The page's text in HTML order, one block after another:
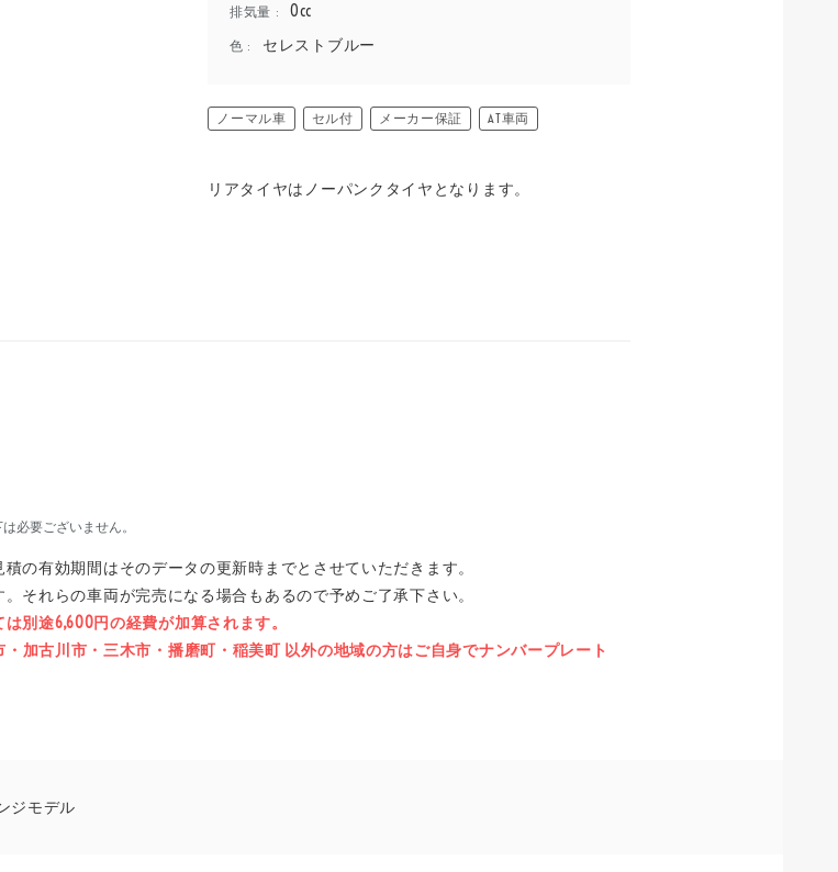
排気量 : 0cc
色 : セレストブルー
ノーマル車 セル付 メーカー保証 AT車両
リアタイヤはノーパンクタイヤとなります。
必要ございません。
の有効期間はそのデータの更新時までとさせていただきます。
それらの車両が完売になる場合もあるので予めご了承下さい。
別途6,600円の経費が加算されます。
加古川市・三木市・播磨町・稲美町 以外の地域の方はご自身でナンバープレート
ジモデル